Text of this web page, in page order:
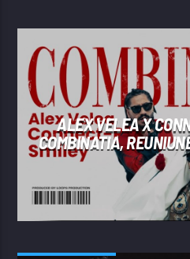
ALEX VELEA X
COMBINATIA,
A „SPART”